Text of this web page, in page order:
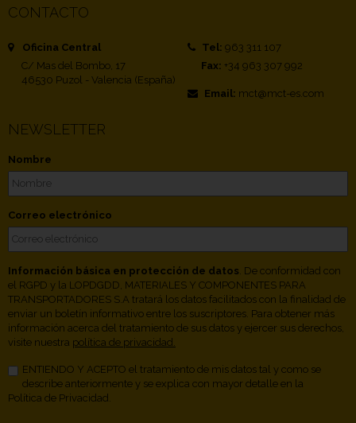
CONTACTO
Oficina Central
C/ Mas del Bombo, 17
46530 Puzol - Valencia (España)
Tel: 963 311 107
Fax: +34 963 307 992
Email: mct@mct-es.com
NEWSLETTER
Nombre
Correo electrónico
Información básica en protección de datos . De conformidad con
el RGPD y la LOPDGDD, MATERIALES Y COMPONENTES PARA
TRANSPORTADORES S.A tratará los datos facilitados con la finalidad de
enviar un boletín informativo entre los suscriptores. Para obtener más
información acerca del tratamiento de sus datos y ejercer sus derechos,
visite nuestra política de privacidad.
ENTIENDO Y ACEPTO el tratamiento de mis datos tal y como se
describe anteriormente y se explica con mayor detalle en la
Política de Privacidad.